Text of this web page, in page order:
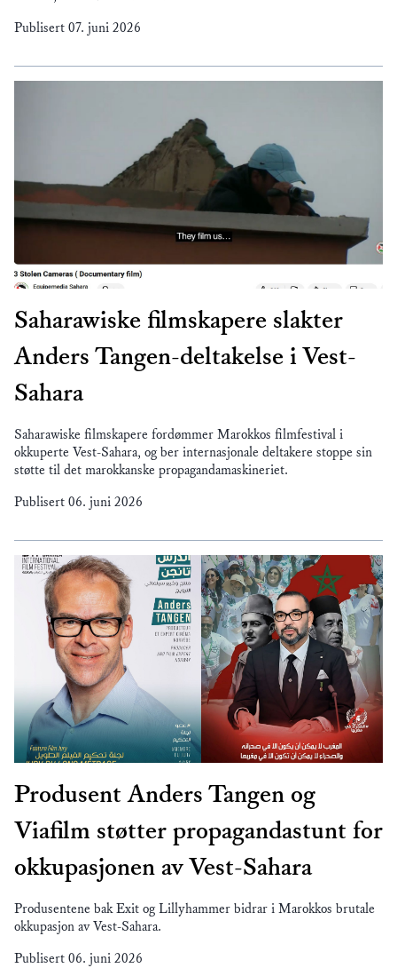
Publisert 07. juni 2026
Saharawiske filmskapere slakter
Anders Tangen-deltakelse i Vest-
Sahara
Saharawiske filmskapere fordømmer Marokkos filmfestival i
okkuperte Vest-Sahara, og ber internasjonale deltakere stoppe sin
støtte til det marokkanske propagandamaskineriet.
Publisert 06. juni 2026
Produsent Anders Tangen og
Viafilm støtter propagandastunt for
okkupasjonen av Vest-Sahara
Produsentene bak Exit og Lillyhammer bidrar i Marokkos brutale
okkupasjon av Vest-Sahara.
Publisert 06. juni 2026